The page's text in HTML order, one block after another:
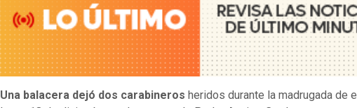
Una balacera dejó dos carabineros heridos durante la madrugada de